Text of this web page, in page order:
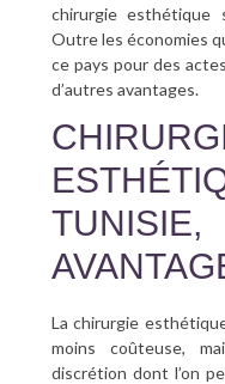
chirurgie esthétique
Outre les économies
ce pays pour des
d’autres avantages.
La chirurgie
moins coûteuse,
discrétion dont l’on